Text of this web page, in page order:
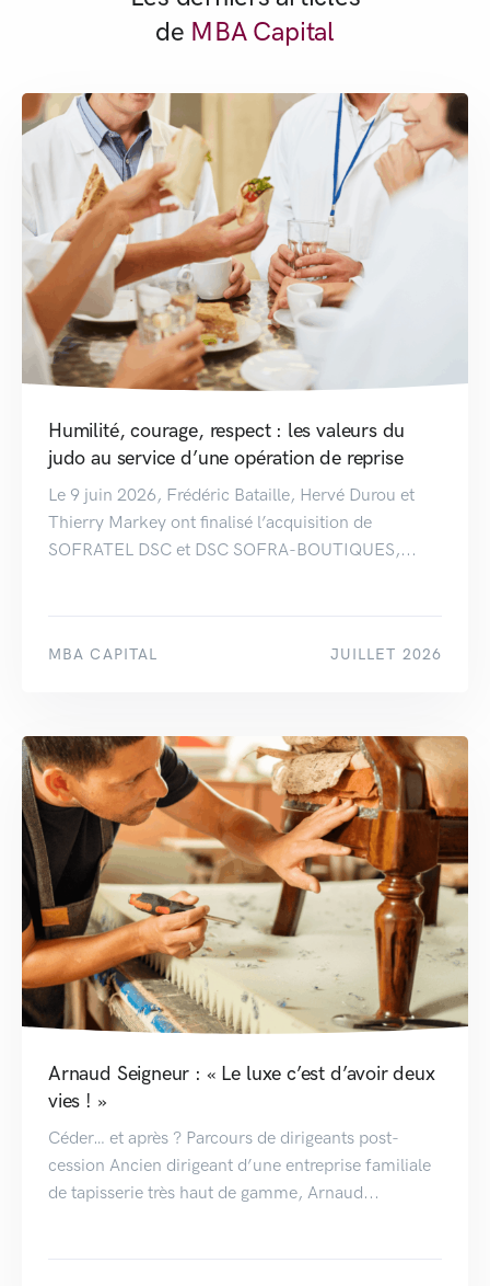
de MBA Capital
Humilité, courage, respect : les valeurs du
judo au service d’une opération de reprise
Le 9 juin 2026, Frédéric Bataille, Hervé Durou et
Thierry Markey ont finalisé l’acquisition de
SOFRATEL DSC et DSC SOFRA-BOUTIQUES,...
MBA CAPITAL JUILLET 2026
Arnaud Seigneur : « Le luxe c’est d’avoir deux
vies ! »
Céder… et après ? Parcours de dirigeants post-
cession Ancien dirigeant d’une entreprise familiale
de tapisserie très haut de gamme, Arnaud...